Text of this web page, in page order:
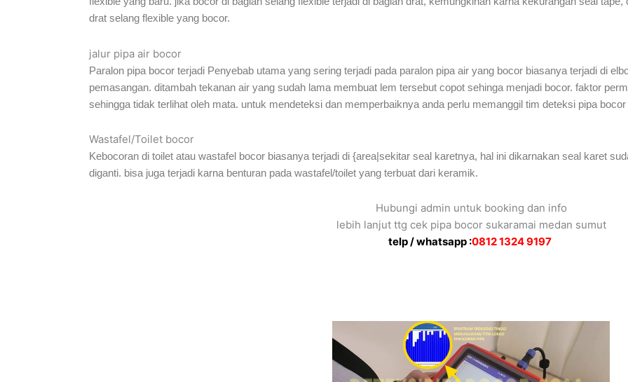
drat selang flexible yang bocor.
jalur pipa air bocor
Paralon pipa bocor terjadi Penyebab utama yang sering terjadi pada paralon pipa air yang bocor biasanya terjadi di
pemasangan. ditambah tekanan air yang sudah lama membuat lem tersebut copot sehinga menjadi bocor. faktor
sehingga tidak terlihat oleh mata. untuk mendeteksi dan memperbaiknya anda perlu memanggil tim deteksi pipa
Wastafel/Toilet bocor
Kebocoran di toilet atau wastafel bocor biasanya terjadi di {area|sekitar seal karetnya, hal ini dikarnakan seal karet
diganti. bisa juga terjadi karna benturan pada wastafel/toilet yang terbuat dari keramik.
Hubungi admin untuk booking dan info
lebih lanjut ttg cek pipa bocor sukaramai medan sumut
telp / whatsapp :0812 1324 9197